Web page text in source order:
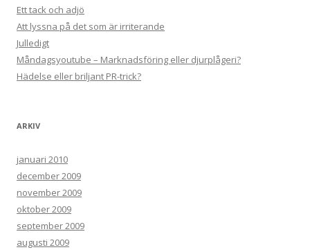
Ett tack och adjö
Att lyssna på det som är irriterande
Julledigt
Måndagsyoutube – Marknadsföring eller djurplågeri?
Hädelse eller briljant PR-trick?
ARKIV
januari 2010
december 2009
november 2009
oktober 2009
september 2009
augusti 2009